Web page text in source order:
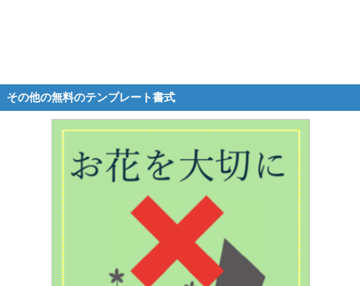
その他の無料のテンプレート書式